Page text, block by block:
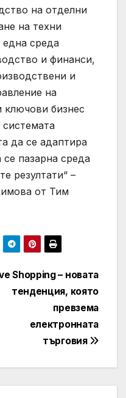
на отделни
на техни
среда
и финанси,
и
на
ключови бизнес
да се адаптира
пазарна среда
резултати“ –
от Тим
Shopping – новата
тенденция, която
превзема
електронната
търговия